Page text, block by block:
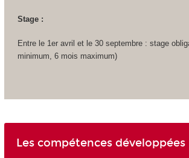
Stage :
Entre le 1er avril et le 30 septembre : stage
minimum, 6 mois maximum)
Les compétences développées